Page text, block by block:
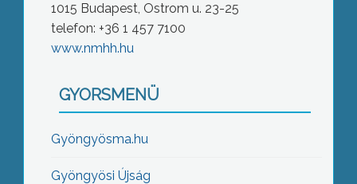
1015 Budapest, Ostrom u. 23-25
telefon: +36 1 457 7100
www.nmhh.hu
GYORSMENÜ
Gyöngyösma.hu
Gyöngyösi Újság